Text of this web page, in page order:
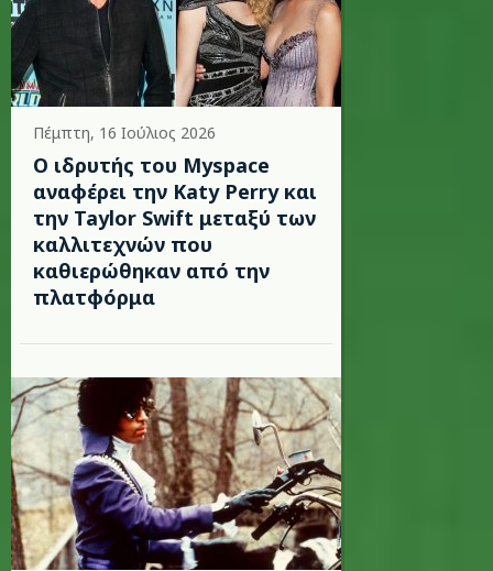
Πέμπτη, 16 Ιούλιος 2026
Ο ιδρυτής του Myspace
αναφέρει την Katy Perry και
την Taylor Swift μεταξύ των
καλλιτεχνών που
καθιερώθηκαν από την
πλατφόρμα